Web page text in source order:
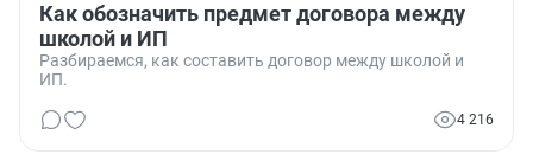
Как обозначить предмет договора между
школой и ИП
Разбираемся, как составить договор между школой и
ИП.
4 216